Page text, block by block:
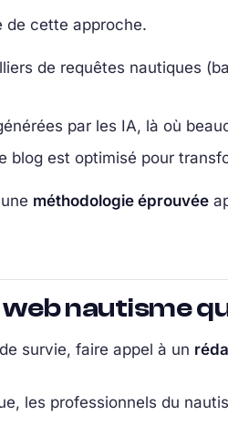
de cette approche.
de requêtes nautiques
par les IA, là où
blog est optimisé pour
méthodologie éprouvée
nautisme
survie, faire appel à un
les professionnels du